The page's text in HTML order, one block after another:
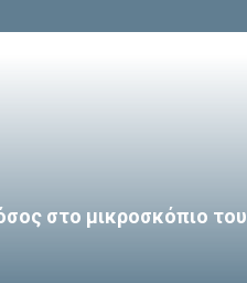
στο μικροσκόπιο του